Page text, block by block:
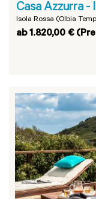
Casa Azzurra -
Isola Rossa (Olbia
ab 1.820,00 €